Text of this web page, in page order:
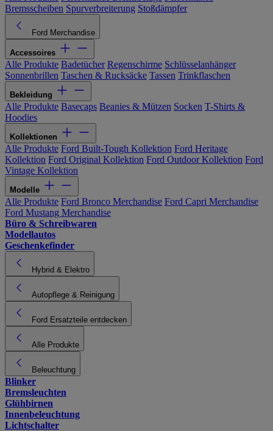
Bremsscheiben Spurverbreiterung Stoßdämpfer
Ford Merchandise
Accessoires
Alle Produkte Badetücher Regenschirme Schlüsselanhänger
Sonnenbrillen Taschen & Rucksäcke Tassen Trinkflaschen
Bekleidung
Alle Produkte Basecaps Beanies & Mützen Socken T-Shirts &
Hoodies
Kollektionen
Alle Produkte Ford Built-Tough Kollektion Ford Heritage
Kollektion Ford Original Kollektion Ford Outdoor Kollektion Ford
Vintage Kollektion
Modelle
Alle Produkte Ford Bronco Merchandise Ford Capri Merchandise
Ford Mustang Merchandise
Büro & Schreibwaren
Modellautos
Geschenkefinder
Hybrid & Elektro
Autopflege & Reinigung
Ford Ersatzteile entdecken
Alle Produkte
Beleuchtung
Blinker
Bremsleuchten
Glühbirnen
Innenbeleuchtung
Lichtschalter